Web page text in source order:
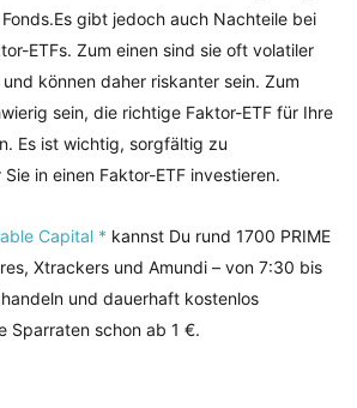
gibt jedoch auch Nachteile bei
ETFs. Zum einen sind sie oft volatiler
können daher riskanter sein. Zum
sein, die richtige Faktor-ETF für Ihre
Es ist wichtig, sorgfältig zu
in einen Faktor-ETF investieren.
Capital * kannst Du rund 1700 PRIME
Xtrackers und Amundi – von 7:30 bis
und dauerhaft kostenlos
Sparraten schon ab 1 €.